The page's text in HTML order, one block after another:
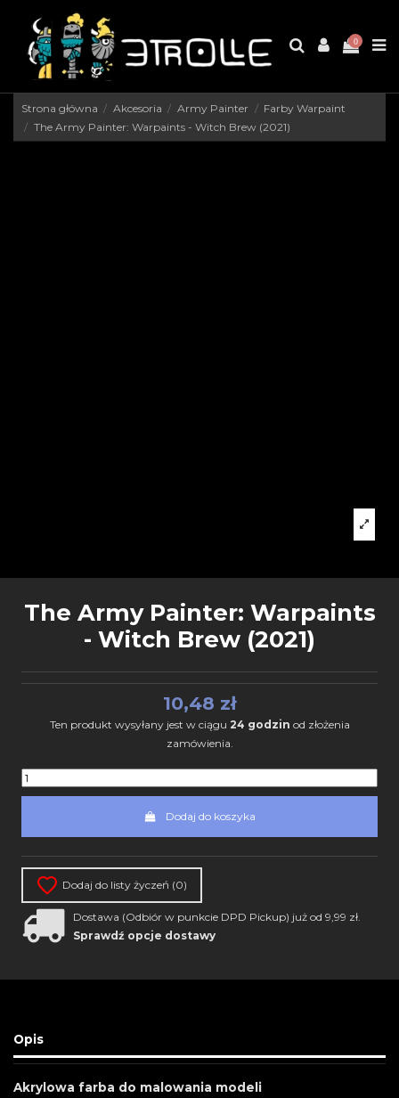
0
Strona główna Akcesoria Army Painter
Farby Warpaint
The Army Painter: Warpaints - Witch Brew (2021)
The Army Painter: Warpaints
- Witch Brew (2021)
10,48 zł
Ten produkt wysyłany jest w ciągu 24 godzin od złożenia
zamówienia.
Dodaj do koszyka
Dodaj do listy życzeń (0)
Dostawa (Odbiór w punkcie DPD Pickup) już od 9,99 zł.
Sprawdź opcje dostawy
Opis
Akrylowa farba do malowania modeli